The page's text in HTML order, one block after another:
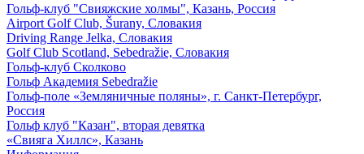
Гольф-клуб "Свияжские холмы", Казань, Россия
Airport Golf Club, Šurany, Словакия
Driving Range Jelka, Словакия
Golf Club Scotland, Sebedražie, Словакия
Гольф-клуб Сколково
Гольф Академия Sebedražie
Гольф-поле «Земляничные поляны», г. Санкт-Петербург,
Россия
Гольф клуб "Казан", вторая девятка
«Свияга Хиллс», Казань